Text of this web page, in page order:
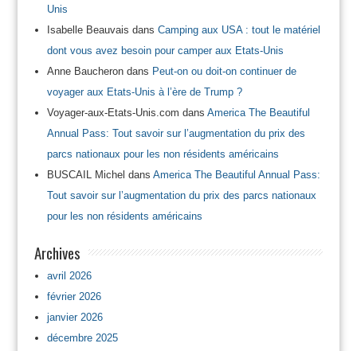
Unis
Isabelle Beauvais dans Camping aux USA : tout le matériel
dont vous avez besoin pour camper aux Etats-Unis
Anne Baucherondans Peut-on ou doit-on continuer de
voyager aux Etats-Unis à l’ère de Trump ?
Voyager-aux-Etats-Unis.com dans America The Beautiful
Annual Pass: Tout savoir sur l’augmentation du prix des
parcs nationaux pour les non résidents américains
BUSCAIL Michel dans America The Beautiful Annual Pass:
Tout savoir sur l’augmentation du prix des parcs nationaux
pour les non résidents américains
Archives
avril 2026
février 2026
janvier 2026
décembre 2025